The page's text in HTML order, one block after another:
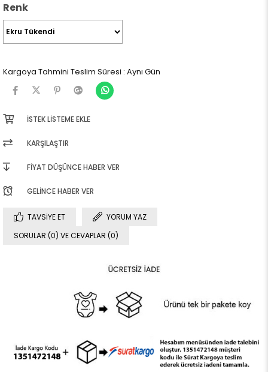
Renk
Kargoya Tahmini Teslim Süresi : Aynı Gün
İSTEK LISTEME EKLE
KARŞILAŞTIR
FIYAT DÜŞÜNCE HABER VER
GELINCE HABER VER
TAVSIYE ET
YORUM YAZ
SORULAR (0) VE CEVAPLAR (0)